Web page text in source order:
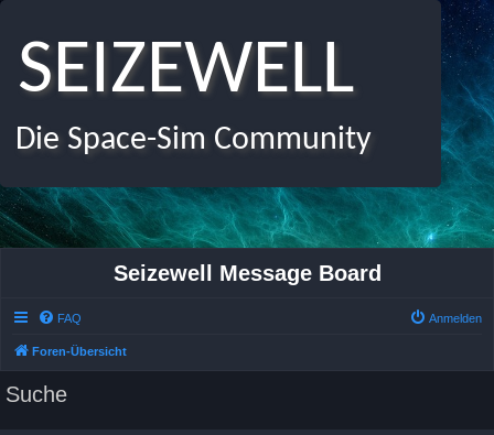
SEIZEWELL
Die Space-Sim Community
Seizewell Message Board
FAQ Anmelden
Foren-Übersicht
Suche